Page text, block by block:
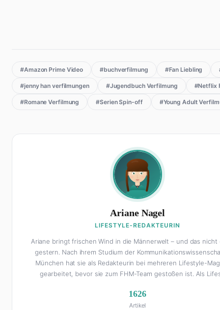
#Amazon Prime Video #buchverfilmung #Fan Liebling
#jenny han verfilmungen #Jugendbuch Verfilmung #Netflix
#Romane Verfilmung #Serien Spin-off #Young Adult
Ariane Nagel
LIFESTYLE-REDAKTEURIN
Ariane bringt frischen Wind in die Männerwelt – und das
gestern. Nach ihrem Studium der
München hat sie als Redakteurin bei mehreren Lifestyle-
gearbeitet, bevor sie zum FHM-Team gestoßen ist. Als
Interior Design und Reise-Tipps über Food-Trends bis
Beziehungsratgebern, die auch Männer gerne lesen. Ihre
1626
Artikel